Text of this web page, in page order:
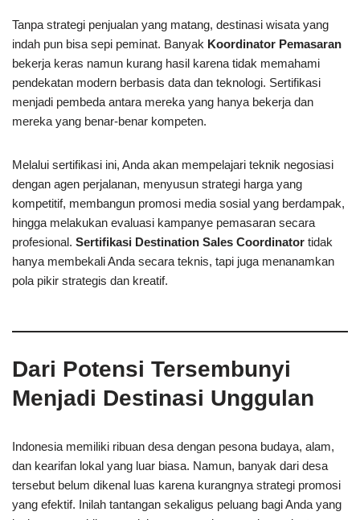
Tanpa strategi penjualan yang matang, destinasi wisata yang
indah pun bisa sepi peminat. Banyak Koordinator Pemasaran
bekerja keras namun kurang hasil karena tidak memahami
pendekatan modern berbasis data dan teknologi. Sertifikasi
menjadi pembeda antara mereka yang hanya bekerja dan
mereka yang benar-benar kompeten.
Melalui sertifikasi ini, Anda akan mempelajari teknik negosiasi
dengan agen perjalanan, menyusun strategi harga yang
kompetitif, membangun promosi media sosial yang berdampak,
hingga melakukan evaluasi kampanye pemasaran secara
profesional. Sertifikasi Destination Sales Coordinator tidak
hanya membekali Anda secara teknis, tapi juga menanamkan
pola pikir strategis dan kreatif.
Dari Potensi Tersembunyi
Menjadi Destinasi Unggulan
Indonesia memiliki ribuan desa dengan pesona budaya, alam,
dan kearifan lokal yang luar biasa. Namun, banyak dari desa
tersebut belum dikenal luas karena kurangnya strategi promosi
yang efektif. Inilah tantangan sekaligus peluang bagi Anda yang